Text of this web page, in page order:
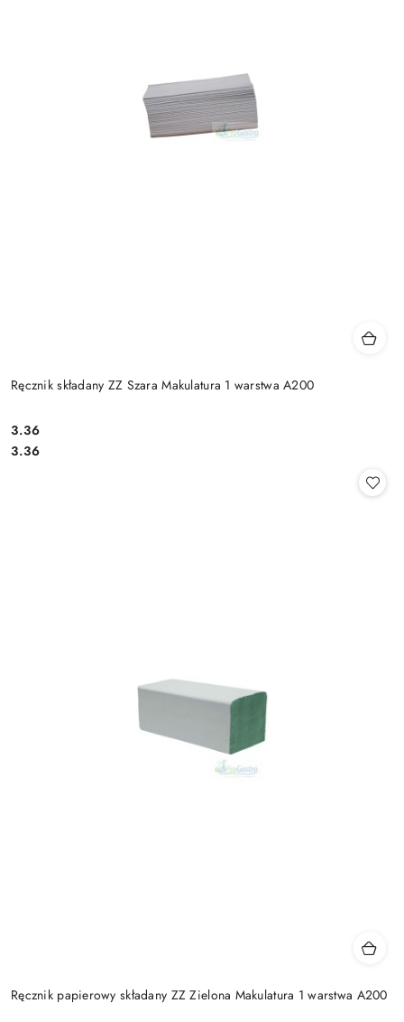
Ręcznik składany ZZ Szara Makulatura 1 warstwa A200
Cena:
3.36
Cena:
3.36
Ręcznik papierowy składany ZZ Zielona Makulatura 1 warstwa A200